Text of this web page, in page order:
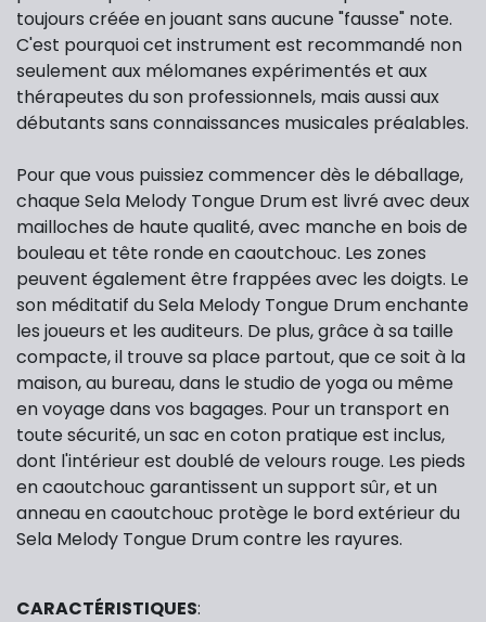
toujours créée en jouant sans aucune "fausse" note.
C'est pourquoi cet instrument est recommandé non
seulement aux mélomanes expérimentés et aux
thérapeutes du son professionnels, mais aussi aux
débutants sans connaissances musicales préalables.
Pour que vous puissiez commencer dès le déballage,
chaque Sela Melody Tongue Drum est livré avec deux
mailloches de haute qualité, avec manche en bois de
bouleau et tête ronde en caoutchouc. Les zones
peuvent également être frappées avec les doigts. Le
son méditatif du Sela Melody Tongue Drum enchante
les joueurs et les auditeurs. De plus, grâce à sa taille
compacte, il trouve sa place partout, que ce soit à la
maison, au bureau, dans le studio de yoga ou même
en voyage dans vos bagages. Pour un transport en
toute sécurité, un sac en coton pratique est inclus,
dont l'intérieur est doublé de velours rouge. Les pieds
en caoutchouc garantissent un support sûr, et un
anneau en caoutchouc protège le bord extérieur du
Sela Melody Tongue Drum contre les rayures.
CARACTÉRISTIQUES: